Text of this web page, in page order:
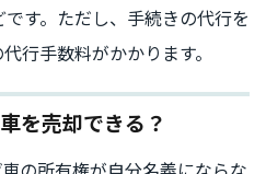
す。ただし、手続きの代行を
行手数料がかかります。
を売却できる？